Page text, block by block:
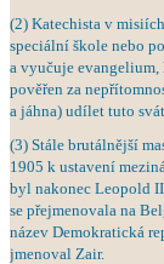
(2) Katechista v
speciální škole nebo
a vyučuje
pověřen za
a jáhna) udílet tuto
(3) Stále brutálnější
1905 k ustavení
byl nakonec Leopold
se přejmenovala na
název Demokratická
jmenoval Zair.